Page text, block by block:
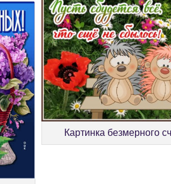
Картинка безмерного